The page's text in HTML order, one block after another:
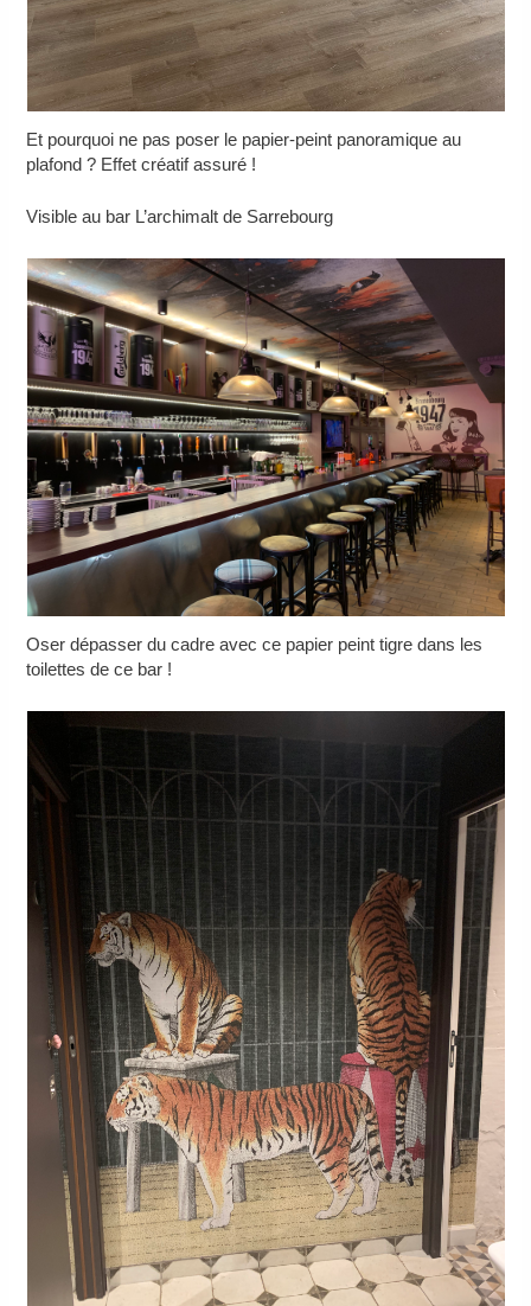
Et pourquoi ne pas poser le papier-peint panoramique au
plafond ? Effet créatif assuré !
Visible au bar L’archimalt de Sarrebourg
Oser dépasser du cadre avec ce papier peint tigre dans les
toilettes de ce bar !